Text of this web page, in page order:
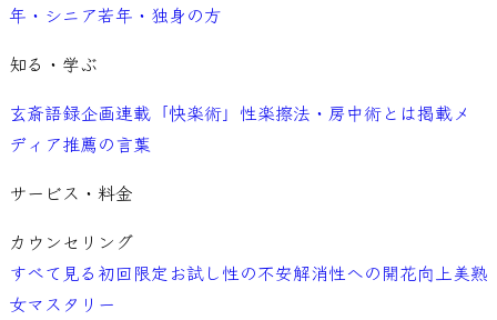
年・シニア若年・独身の方
知る・学ぶ
玄斎語録企画連載「快楽術」 性楽擦法・房中術とは掲載メ
ディア推薦の言葉
サービス・料金
カウンセリング
すべて見る 初回限定お試し性の不安解消性への開花向上美熟
女マスタリー